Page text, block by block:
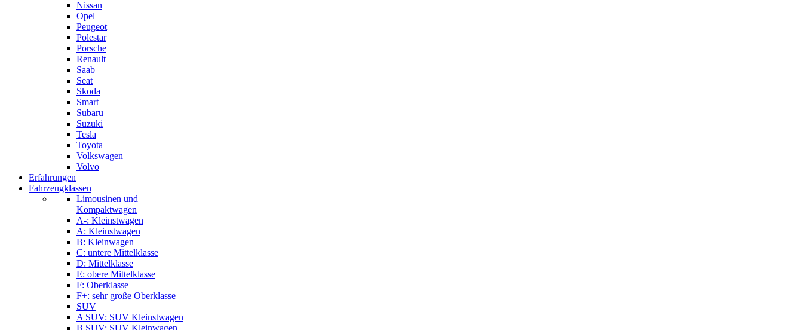
Nissan
Opel
Peugeot
Polestar
Porsche
Renault
Saab
Seat
Skoda
Smart
Subaru
Suzuki
Tesla
Toyota
Volkswagen
Volvo
Erfahrungen
Fahrzeugklassen
Limousinen und
Kompaktwagen
A-: Kleinstwagen
A: Kleinstwagen
B: Kleinwagen
C: untere Mittelklasse
D: Mittelklasse
E: obere Mittelklasse
F: Oberklasse
F+: sehr große Oberklasse
SUV
A SUV: SUV Kleinstwagen
B SUV: SUV Kleinwagen